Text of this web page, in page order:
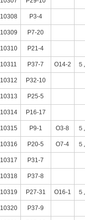
10308 P3-4
10309 P7-20
10310 P21-4
10311 P37-7 O14-2
10312 P32-10
10313 P25-5
10314 P16-17
10315 P9-1 O3-8
10316 P20-5 O7-4
10317 P31-7
10318 P37-8
10319 P27-31 O16-1
10320 P37-9